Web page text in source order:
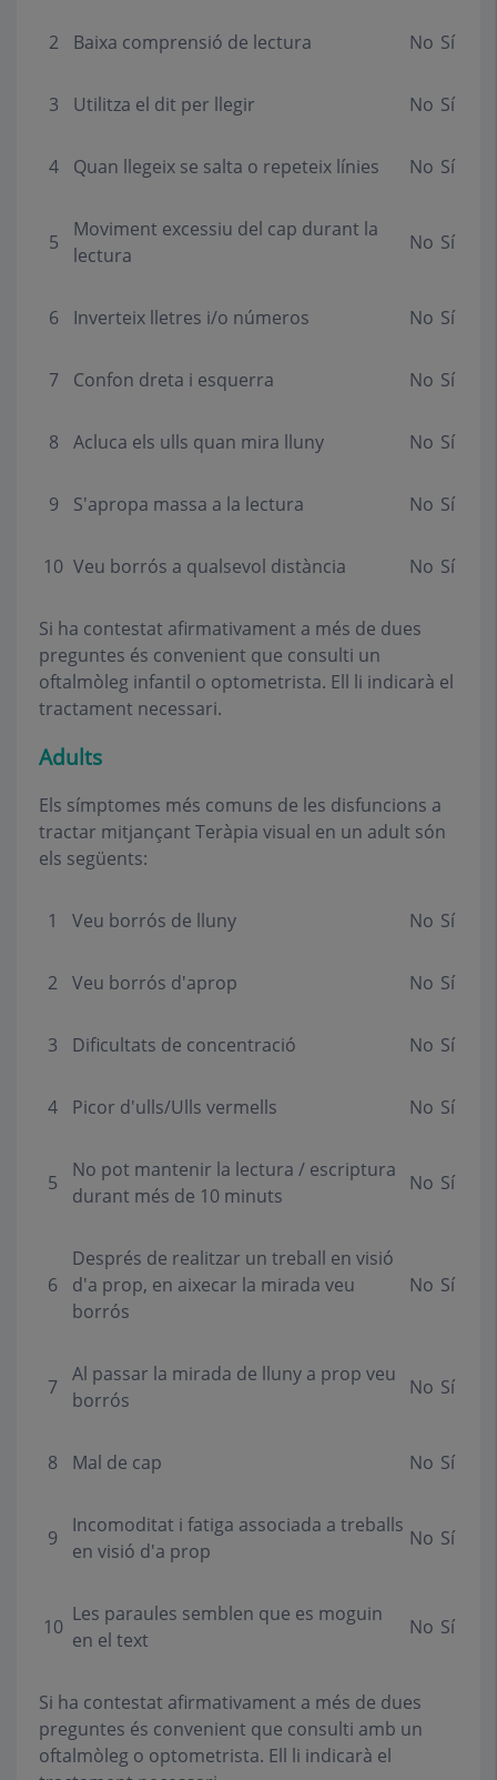
2 Baixa comprensió de lectura No Sí
3 Utilitza el dit per llegir No Sí
4 Quan llegeix se salta o repeteix línies No Sí
5
Moviment excessiu del cap durant la
lectura
No Sí
6 Inverteix lletres i/o números No Sí
7 Confon dreta i esquerra No Sí
8 Acluca els ulls quan mira lluny No Sí
9 S'apropa massa a la lectura No Sí
10 Veu borrós a qualsevol distància No Sí
Si ha contestat afirmativament a més de dues
preguntes és convenient que consulti un
oftalmòleg infantil o optometrista. Ell li indicarà el
tractament necessari.
Adults
Els símptomes més comuns de les disfuncions a
tractar mitjançant Teràpia visual en un adult són
els següents:
1 Veu borrós de lluny No Sí
2 Veu borrós d'aprop No Sí
3 Dificultats de concentració No Sí
4 Picor d'ulls/Ulls vermells No Sí
5
No pot mantenir la lectura / escriptura
durant més de 10 minuts
No Sí
6
Després de realitzar un treball en visió
d'a prop, en aixecar la mirada veu
borrós
No Sí
7
Al passar la mirada de lluny a prop veu
borrós
No Sí
8 Mal de cap No Sí
9
Incomoditat i fatiga associada a treballs
en visió d'a prop
No Sí
10
Les paraules semblen que es moguin
en el text
No Sí
Si ha contestat afirmativament a més de dues
preguntes és convenient que consulti amb un
oftalmòleg o optometrista. Ell li indicarà el